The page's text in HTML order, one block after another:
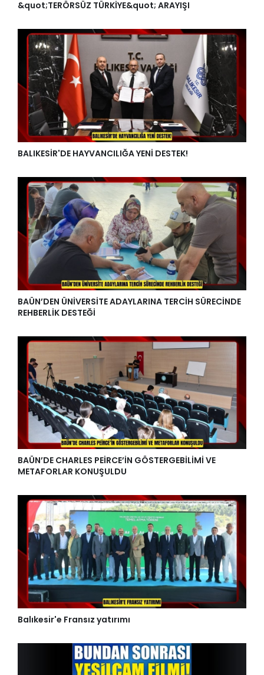
HUKUK DEVLETİ, TOPLUMSAL BARIŞ VE
&quot;TERÖRSÜZ TÜRKİYE&quot; ARAYIŞI
BALIKESİR'DE HAYVANCILIĞA YENİ DESTEK!
BAÜN’DEN ÜNİVERSİTE ADAYLARINA TERCİH SÜRECİNDE
REHBERLİK DESTEĞİ
BAÜN’DE CHARLES PEİRCE’İN GÖSTERGEBİLİMİ VE
METAFORLAR KONUŞULDU